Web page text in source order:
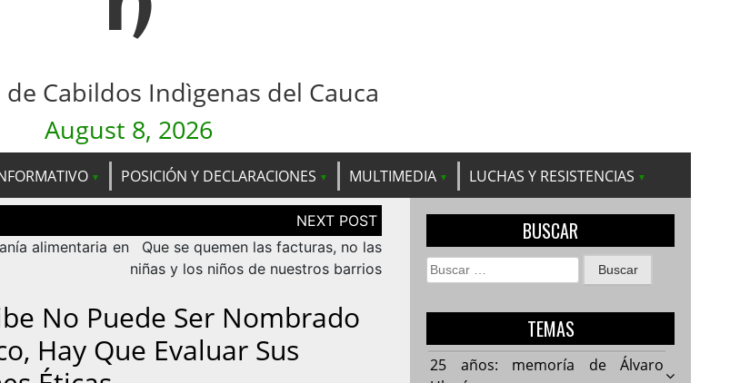
Cabildos Indìgenas del Cauca
August 8, 2026
POSICIÓN Y DECLARACIONES MULTIMEDIA LUCHAS Y RESISTENCIAS
alimentaria en
Que se quemen las facturas, no las
niñas y los niños de nuestros barrios
No Puede Ser Nombrado
Hay Que Evaluar Sus
BUSCAR
Buscar:
TEMAS
25 años: memoría de Álvaro